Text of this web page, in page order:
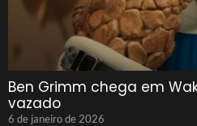
Ben Grimm chega em
vazado
6 de janeiro de 2026